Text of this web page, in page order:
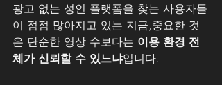
광고 없는 성인 플랫폼을 찾는 사용자들
이 점점 많아지고 있는 지금,중요한 것
은 단순한 영상 수보다는 이용 환경 전
체가 신뢰할 수 있느냐입니다.